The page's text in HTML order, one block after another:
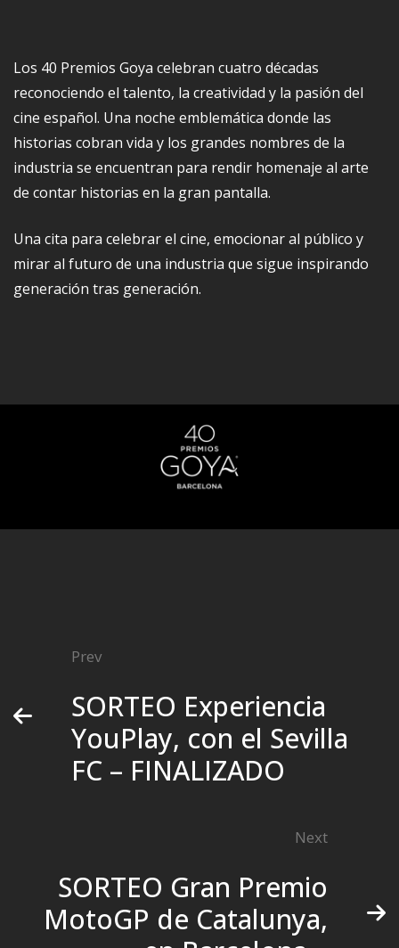
Los 40 Premios Goya celebran cuatro décadas
reconociendo el talento, la creatividad y la pasión del
cine español. Una noche emblemática donde las
historias cobran vida y los grandes nombres de la
industria se encuentran para rendir homenaje al arte
de contar historias en la gran pantalla.
Una cita para celebrar el cine, emocionar al público y
mirar al futuro de una industria que sigue inspirando
generación tras generación.
Prev
SORTEO Experiencia
YouPlay, con el Sevilla
FC – FINALIZADO
Next
SORTEO Gran Premio
MotoGP de Catalunya,